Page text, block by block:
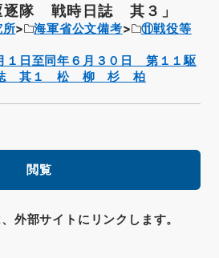
逐隊 戦時日誌 其３」
所 海軍省公文備考
⑪戦役等
１日至同年６月３０日 第１１駆
誌 其１ 松 柳 杉 柏
閲覧
外部サイトにリンクします。